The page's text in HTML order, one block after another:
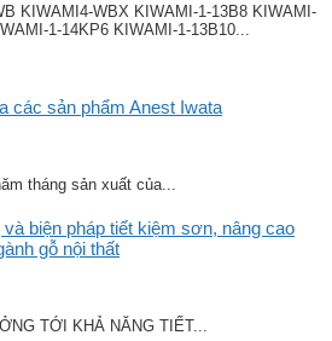
KIWAMI4-WBX KIWAMI-1-13B8 KIWAMI-
1-14KP6 KIWAMI-1-13B10...
các sản phẩm Anest Iwata
tháng sản xuất của...
biện pháp tiết kiệm sơn, nâng cao
gỗ nội thất
TỚI KHẢ NĂNG TIẾT...